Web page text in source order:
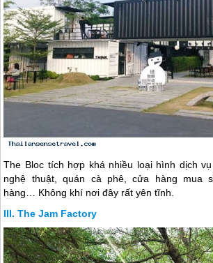
The Bloc tích hợp khá nhiều loại hình dịch
nghệ thuật, quán cà phê, cửa hàng mua
hàng… Không khí nơi đây rất yên tĩnh.
The Jam Factory